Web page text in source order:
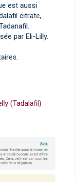
est aussi
citrate,
par Eli-Lilly.
(Tadalafil)